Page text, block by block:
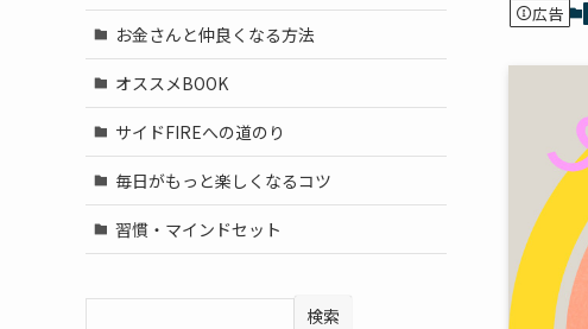
広告
お金さんと仲良くなる方法
オススメBOOK
サイドFIREへの道のり
毎日がもっと楽しくなるコツ
習慣・マインドセット
検索